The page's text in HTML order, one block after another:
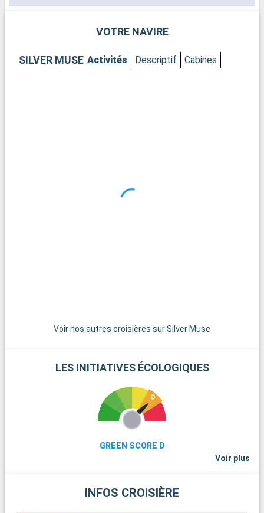
VOTRE NAVIRE
SILVER MUSE Activités Descriptif Cabines
Voir nos autres croisières sur Silver Muse
LES INITIATIVES ÉCOLOGIQUES
GREEN SCORE D
Voir plus
INFOS CROISIÈRE